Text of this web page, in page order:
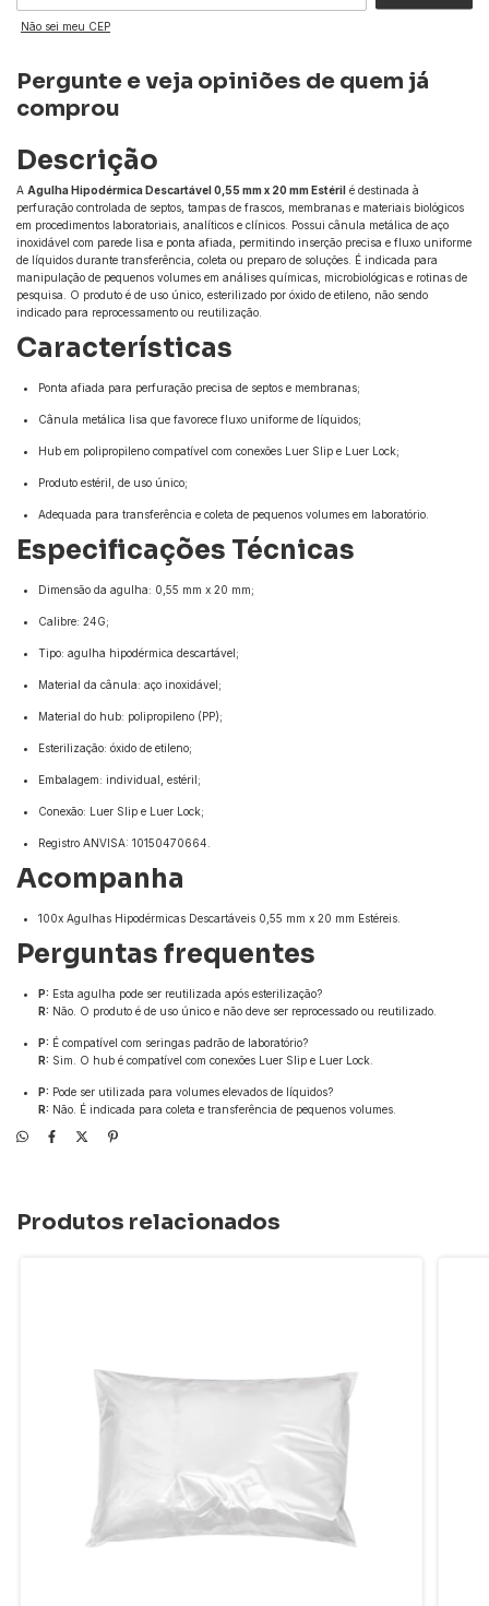
Não sei meu CEP
Pergunte e veja opiniões de quem já
comprou
Descrição
A Agulha Hipodérmica Descartável 0,55 mm x 20 mm Estéril é destinada à
perfuração controlada de septos, tampas de frascos, membranas e materiais biológicos
em procedimentos laboratoriais, analíticos e clínicos. Possui cânula metálica de aço
inoxidável com parede lisa e ponta afiada, permitindo inserção precisa e fluxo uniforme
de líquidos durante transferência, coleta ou preparo de soluções. É indicada para
manipulação de pequenos volumes em análises químicas, microbiológicas e rotinas de
pesquisa. O produto é de uso único, esterilizado por óxido de etileno, não sendo
indicado para reprocessamento ou reutilização.
Características
Ponta afiada para perfuração precisa de septos e membranas;
Cânula metálica lisa que favorece fluxo uniforme de líquidos;
Hub em polipropileno compatível com conexões Luer Slip e Luer Lock;
Produto estéril, de uso único;
Adequada para transferência e coleta de pequenos volumes em laboratório.
Especificações Técnicas
Dimensão da agulha: 0,55 mm x 20 mm;
Calibre: 24G;
Tipo: agulha hipodérmica descartável;
Material da cânula: aço inoxidável;
Material do hub: polipropileno (PP);
Esterilização: óxido de etileno;
Embalagem: individual, estéril;
Conexão: Luer Slip e Luer Lock;
Registro ANVISA: 10150470664.
Acompanha
100x Agulhas Hipodérmicas Descartáveis 0,55 mm x 20 mm Estéreis.
Perguntas frequentes
P: Esta agulha pode ser reutilizada após esterilização?
R: Não. O produto é de uso único e não deve ser reprocessado ou reutilizado.
P: É compatível com seringas padrão de laboratório?
R: Sim. O hub é compatível com conexões Luer Slip e Luer Lock.
P: Pode ser utilizada para volumes elevados de líquidos?
R: Não. É indicada para coleta e transferência de pequenos volumes.
Produtos relacionados